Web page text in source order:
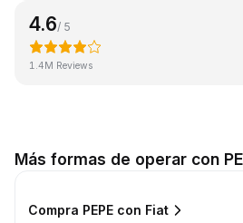
4.6/ 5
1.4M Reviews
Más formas de operar con
Compra PEPE con Fiat